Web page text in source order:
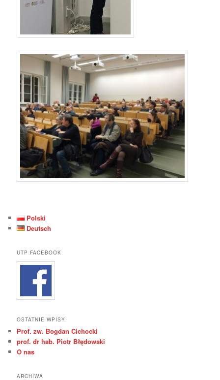
Polski
Deutsch
UTP FACEBOOK
OSTATNIE WPISY
Prof. zw. Bogdan Cichocki
prof. dr hab. Piotr Błędowski
O nas
ARCHIWA